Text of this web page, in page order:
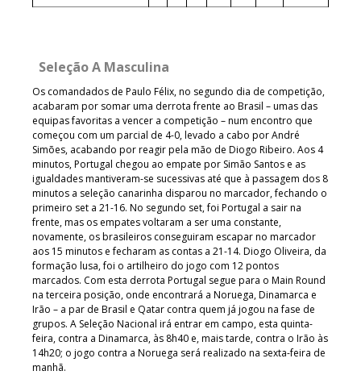
Seleção A Masculina
Os comandados de Paulo Félix, no segundo dia de competição,
acabaram por somar uma derrota frente ao Brasil – umas das
equipas favoritas a vencer a competição – num encontro que
começou com um parcial de 4-0, levado a cabo por André
Simões, acabando por reagir pela mão de Diogo Ribeiro. Aos 4
minutos, Portugal chegou ao empate por Simão Santos e as
igualdades mantiveram-se sucessivas até que à passagem dos 8
minutos a seleção canarinha disparou no marcador, fechando o
primeiro set a 21-16. No segundo set, foi Portugal a sair na
frente, mas os empates voltaram a ser uma constante,
novamente, os brasileiros conseguiram escapar no marcador
aos 15 minutos e fecharam as contas a 21-14. Diogo Oliveira, da
formação lusa, foi o artilheiro do jogo com 12 pontos
marcados. Com esta derrota Portugal segue para o Main Round
na terceira posição, onde encontrará a Noruega, Dinamarca e
Irão – a par de Brasil e Qatar contra quem já jogou na fase de
grupos. A Seleção Nacional irá entrar em campo, esta quinta-
feira, contra a Dinamarca, às 8h40 e, mais tarde, contra o Irão às
14h20; o jogo contra a Noruega será realizado na sexta-feira de
manhã.